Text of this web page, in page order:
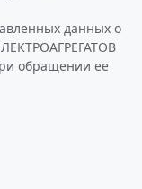
данных о
обращении ее